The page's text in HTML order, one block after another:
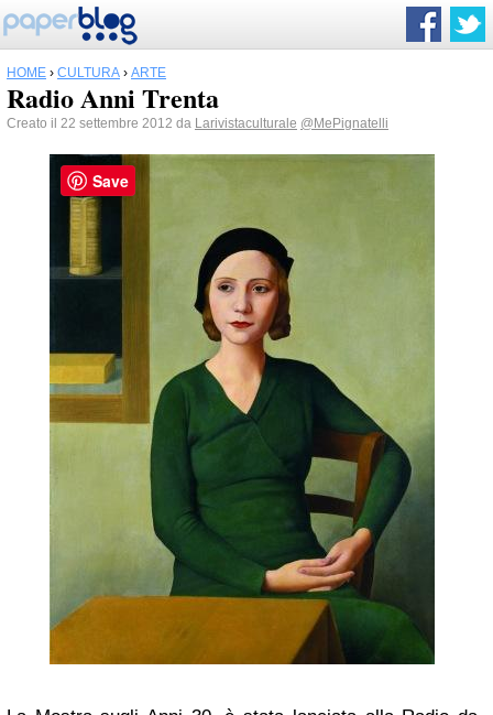
HOME › CULTURA › ARTE
Radio Anni Trenta
Creato il 22 settembre 2012 da Larivistaculturale @MePignatelli
Save